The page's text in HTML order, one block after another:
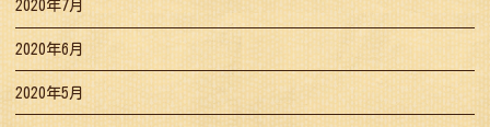
2020年7月
2020年6月
2020年5月